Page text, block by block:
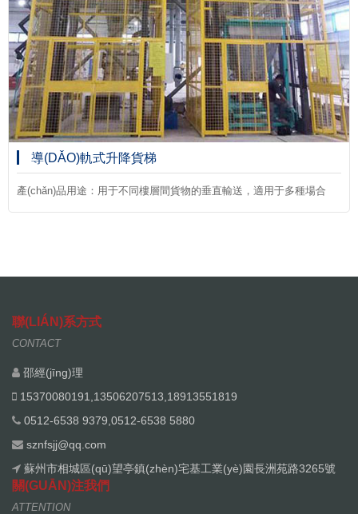
導(DǍO)軌式升降貨梯
產(chǎn)品用途：用于不同樓層間貨物的垂直輸送，適用于多種場合
聯(LIÁN)系方式
CONTACT
邵經(jīng)理
15370080191,13506207513,18913551819
0512-6538 9379,0512-6538 5880
sznfsjj@qq.com
蘇州市相城區(qū)望亭鎮(zhèn)宅基工業(yè)園長洲苑路3265號
關(GUĀN)注我們
ATTENTION